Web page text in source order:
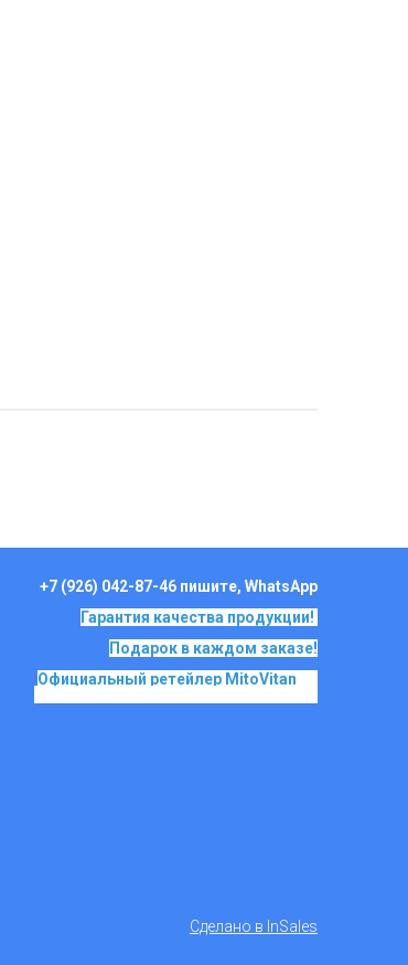
+7 (926) 042-87-46 пишите, WhatsApp
Гарантия качества продукции!
Подарок в каждом заказе!
Официальный ретейлер MitoVitan
Сделано в InSales